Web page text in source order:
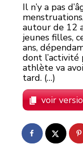
Il n’y a pas
autour de 12
jeunes filles,
ans,
dont l’activité
athlète va
tard. (…)
voir